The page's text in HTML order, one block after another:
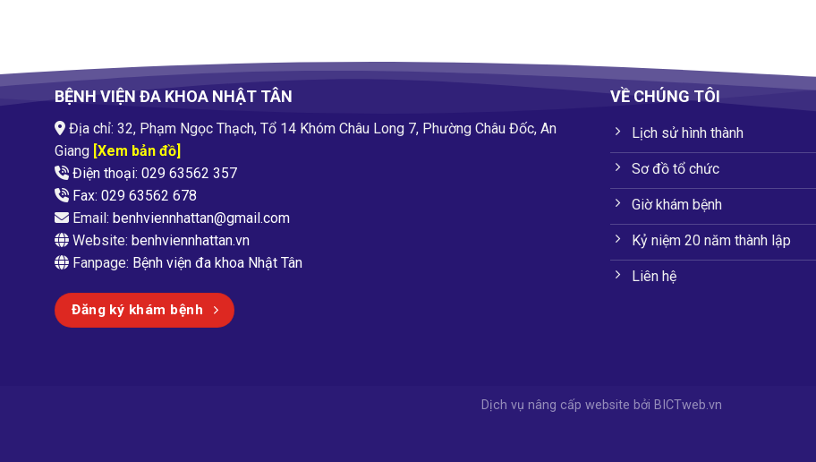
BỆNH VIỆN ĐA KHOA NHẬT TÂN
Địa chỉ: 32, Phạm Ngọc Thạch, Tổ 14 Khóm Châu Long 7, Phường Châu Đốc, An
Giang[Xem bản đồ]
Điện thoại: 029 63562 357
Fax: 029 63562 678
Email: benhviennhattan@gmail.com
Website: benhviennhattan.vn
Fanpage: Bệnh viện đa khoa Nhật Tân
Đăng ký khám bệnh
VỀ CHÚNG TÔI
Lịch sử hình thành
Sơ đồ tổ chức
Giờ khám bệnh
Kỷ niệm 20 năm thành lập
Liên hệ
Dịch vụ nâng cấp website bởi BICTweb.vn